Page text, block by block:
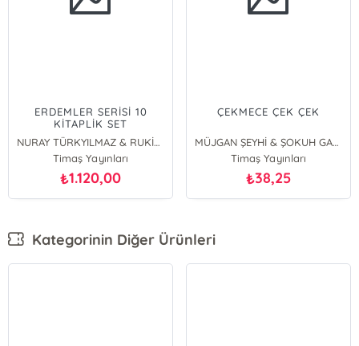
ERDEMLER SERİSİ 10
KİTAPLİK SET
NURAY TÜRKYILMAZ & RUKİYE KARAKÖSE & SAADET KOCAGÖZ UZUN & VAHİDE ULUSOY & NECLA SAYDAM
Timaş Yayınları
₺1.120,00
ÇEKMECE ÇEK ÇEK
MÜJGAN ŞEYHİ & ŞOKUH GASEMNİA
Timaş Yayınları
₺38,25
Kategorinin Diğer Ürünleri